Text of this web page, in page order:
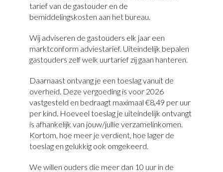
tarief van de gastouder en de
bemiddelingskosten aan het bureau.
Wij adviseren de gastouders elk jaar een
marktconform adviestarief. Uiteindelijk bepalen
gastouders zelf welk uurtarief zij gaan hanteren.
Daarnaast ontvang je een toeslag vanuit de
overheid. Deze vergoeding is voor 2026
vastgesteld en bedraagt maximaal €8,49 per uur
per kind. Hoeveel toeslag je uiteindelijk ontvangt
is afhankelijk van jouw/jullie verzamelinkomen.
Kortom, hoe meer je verdient, hoe lager de
toeslag en gelukkig ook omgekeerd.
We willen ouders die meer dan 10 uur in de